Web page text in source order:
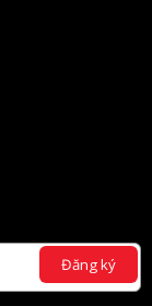
Đăng ký